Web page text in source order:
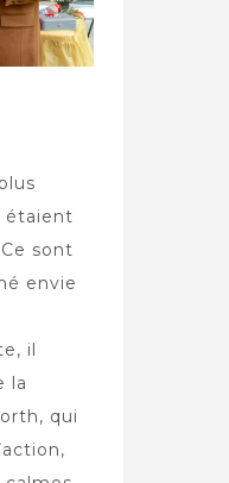
étaient
sont
envie
il
la
qui